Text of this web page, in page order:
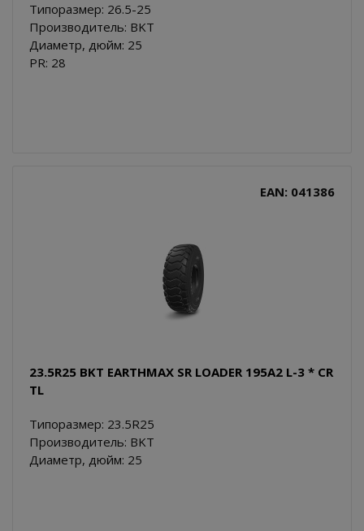
Типоразмер: 26.5-25
Производитель: BKT
Диаметр, дюйм: 25
PR: 28
EAN: 041386
23.5R25 BKT EARTHMAX SR LOADER 195A2 L-3 * CR
TL
Типоразмер: 23.5R25
Производитель: BKT
Диаметр, дюйм: 25